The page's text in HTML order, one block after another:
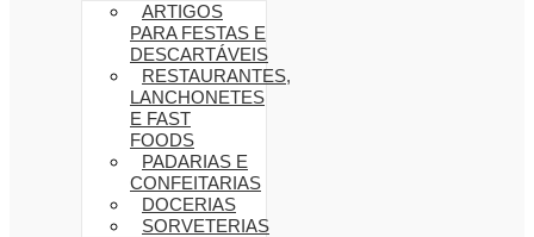
ARTIGOS
PARA FESTAS E
DESCARTÁVEIS
RESTAURANTES,
LANCHONETES
E FAST
FOODS
PADARIAS E
CONFEITARIAS
DOCERIAS
SORVETERIAS